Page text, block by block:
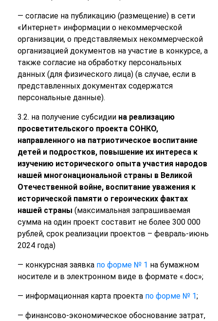
— согласие на публикацию (размещение) в сети
«Интернет» информации о некоммерческой
организации, о представляемых некоммерческой
организацией документов на участие в конкурсе, а
также согласие на обработку персональных
данных (для физического лица) (в случае, если в
представленных документах содержатся
персональные данные).
3.2. на получение субсидии на реализацию
просветительского проекта СОНКО,
направленного на патриотическое воспитание
детей и подростков, повышение их интереса к
изучению исторического опыта участия народов
нашей многонациональной страны в Великой
Отечественной войне, воспитание уважения к
исторической памяти о героических фактах
нашей страны (максимальная запрашиваемая
сумма на один проект составит не более 300 000
рублей, срок реализации проектов – февраль-июнь
2024 года)
— конкурсная заявкапо форме № 1 на бумажном
носителе и в электронном виде в формате «.doc»;
— информационная карта проектапо форме № 1;
— финансово-экономическое обоснование затрат,